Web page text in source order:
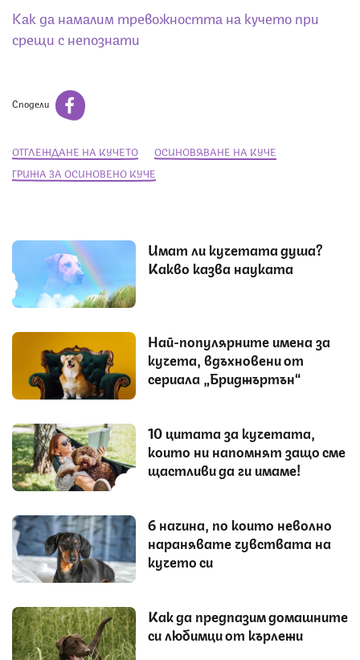
Как да намалим тревожността на кучето при
срещи с непознати
Сподели
ОТГЛЕЖДАНЕ НА КУЧЕТО
ОСИНОВЯВАНЕ НА КУЧЕ
ГРИЖА ЗА ОСИНОВЕНО КУЧЕ
Имат ли кучетата душа?
Какво казва науката
Най-популярните имена за
кучета, вдъхновени от
сериала „Бриджъртън“
10 цитата за кучетата,
които ни напомнят защо сме
щастливи да ги имаме!
6 начина, по които неволно
наранявате чувствата на
кучето си
Как да предпазим домашните
си любимци от кърлежи